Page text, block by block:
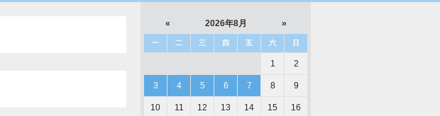
« 2026年8月 »
一 二 三 四 五 六 日
1 2
3 4 5 6 7 8 9
10 11 12 13 14 15 16